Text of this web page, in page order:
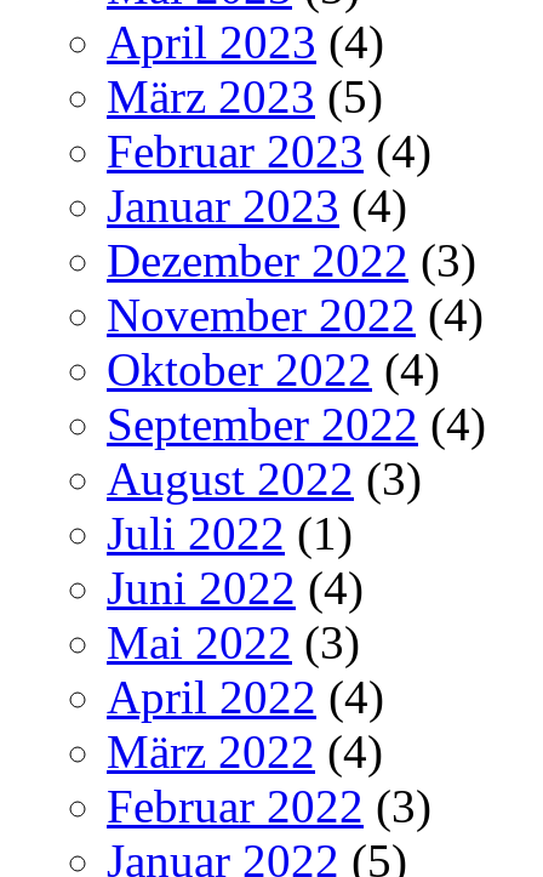
April 2023 (4)
März 2023 (5)
Februar 2023 (4)
Januar 2023 (4)
Dezember 2022 (3)
November 2022 (4)
Oktober 2022 (4)
September 2022 (4)
August 2022 (3)
Juli 2022 (1)
Juni 2022 (4)
Mai 2022 (3)
April 2022 (4)
März 2022 (4)
Februar 2022 (3)
Januar 2022 (5)